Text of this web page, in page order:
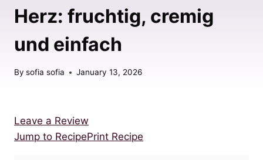
Herz: fruchtig, cremig
und einfach
By sofia sofia January 13, 2026
Jump to RecipePrint Recipe
Leave a Review